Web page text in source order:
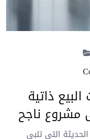
ذاتية
مشروع ناجح
التي تلبي